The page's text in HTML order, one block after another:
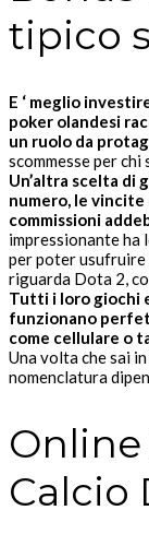
tipico
E ‘ meglio
poker olandesi
un ruolo da
scommesse per
Un’altra scelta di
numero, le
commissioni
impressionante ha
per poter
riguarda Dota 2,
Tutti i loro giochi
funzionano
come cellulare o
Una volta che sai
nomenclatura
Calcio